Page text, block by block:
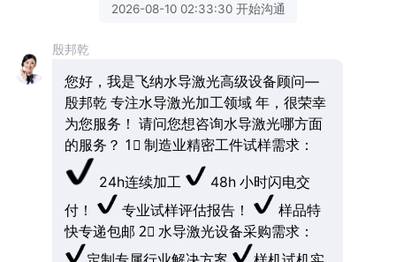
2026-08-10 02:33:30 开始沟通
殷邦乾
您好，我是飞纳水导激光高级设备顾问—
殷邦乾 专注水导激光加工领域 年，很荣幸
为您服务！ 请问您想咨询水导激光哪方面
的服务？ 1⃣ 制造业精密工件试样需求：
24h连续加工
48h 小时闪电交
付！
专业试样评估报告！
样品特
快专递包邮 2⃣ 水导激光设备采购需求：